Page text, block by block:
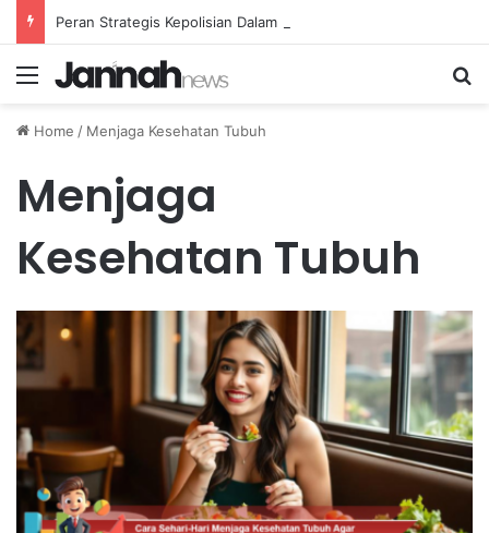
Menu
Home / Menjaga Kesehatan Tubuh
Menjaga
Kesehatan Tubuh